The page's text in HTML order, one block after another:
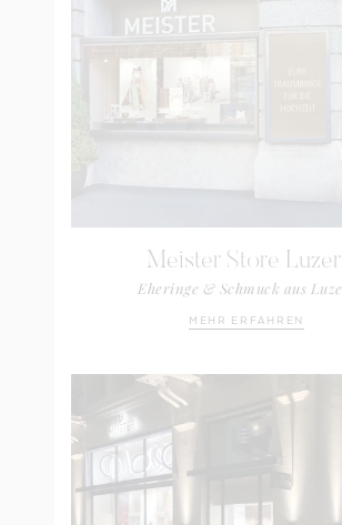
Meister Store
Eheringe & Schmuck aus
MEHR ERFAHREN